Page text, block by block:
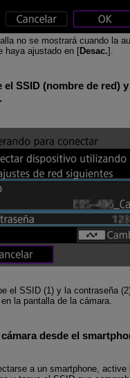
no se mostrará cuando la
haya ajustado en [Desac.].
el SSID (nombre de red)
el SSID (1) y la contraseña
la pantalla de la cámara.
desde el
a un smartphone, active